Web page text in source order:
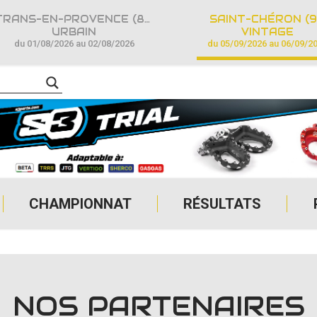
CHAMPIONNAT RÉSULTATS
TRANS-EN-PROVENCE (83)
URBAIN
du 01/08/2026 au 02/08/2026
SAINT-CHÉRON
VINTAGE
du 05/09/2026 au 06/09/
NOS PARTENAIRES